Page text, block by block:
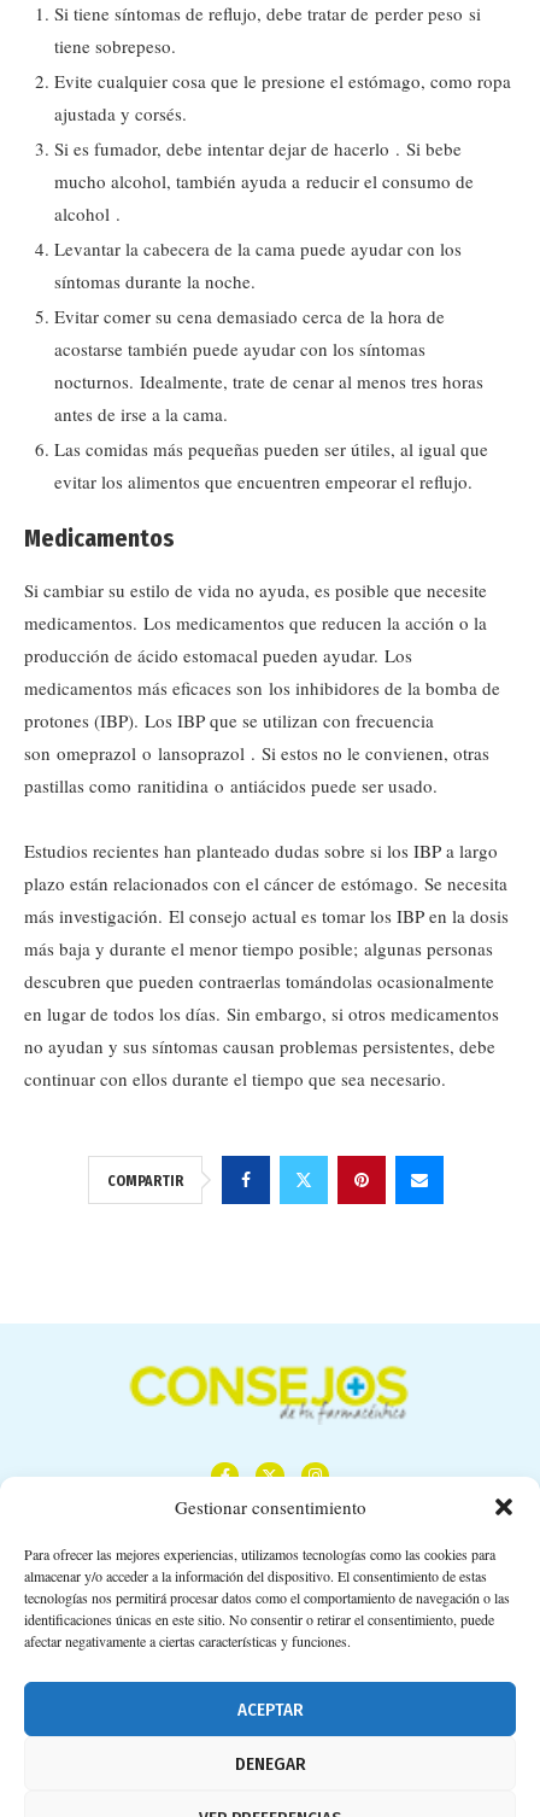
Gestionar consentimiento
Para ofrecer las mejores experiencias, utilizamos tecnologías como las cookies para
almacenar y/o acceder a la información del dispositivo. El consentimiento de estas
tecnologías nos permitirá procesar datos como el comportamiento de navegación o las
identificaciones únicas en este sitio. No consentir o retirar el consentimiento, puede
afectar negativamente a ciertas características y funciones.
ACEPTAR
DENEGAR
Si tiene síntomas de reflujo, debe tratar de perder peso si
tiene sobrepeso.
Evite cualquier cosa que le presione el estómago, como ropa
ajustada y corsés.
Si es fumador, debe intentar dejar de hacerlo . Si bebe
mucho alcohol, también ayuda a reducir el consumo de
alcohol .
Levantar la cabecera de la cama puede ayudar con los
síntomas durante la noche.
Evitar comer su cena demasiado cerca de la hora de
acostarse también puede ayudar con los síntomas
nocturnos. Idealmente, trate de cenar al menos tres horas
antes de irse a la cama.
Las comidas más pequeñas pueden ser útiles, al igual que
evitar los alimentos que encuentren empeorar el reflujo.
Medicamentos
Si cambiar su estilo de vida no ayuda, es posible que necesite
medicamentos. Los medicamentos que reducen la acción o la
producción de ácido estomacal pueden ayudar. Los
medicamentos más eficaces son los inhibidores de la bomba de
protones (IBP). Los IBP que se utilizan con frecuencia
son omeprazol o lansoprazol . Si estos no le convienen, otras
pastillas como ranitidina o antiácidos puede ser usado.
Estudios recientes han planteado dudas sobre si los IBP a largo
plazo están relacionados con el cáncer de estómago. Se necesita
más investigación. El consejo actual es tomar los IBP en la dosis
más baja y durante el menor tiempo posible; algunas personas
descubren que pueden contraerlas tomándolas ocasionalmente
en lugar de todos los días. Sin embargo, si otros medicamentos
no ayudan y sus síntomas causan problemas persistentes, debe
continuar con ellos durante el tiempo que sea necesario.
COMPARTIR
Calle Camino de los Descubrimientos, 11,
Planta 3ª 41092 – Sevilla
674 02 62 03
Aviso legal